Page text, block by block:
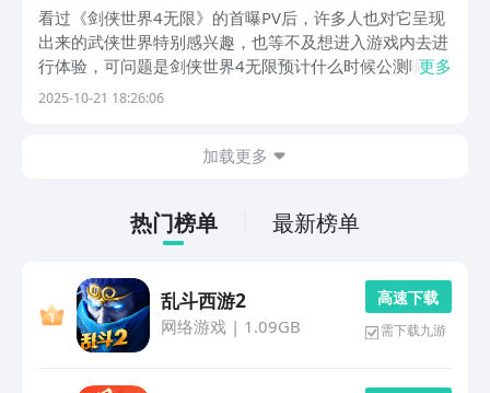
上线时间盘点
看过《剑侠世界4无限》的首曝PV后，许多人也对它呈现
出来的武侠世界特别感兴趣，也等不及想进入游戏内去进
行体验，可问题是剑侠世界4无限预计什么时候公测呢？
小编已经将此作的一些信息进行了汇总，这就把它们分享
更多
2025-10-21 18:26:06
加载更多
热门榜单 最新榜单
乱斗西游2
网络游戏| 1.09GB
高 速 下 载
需下载九游